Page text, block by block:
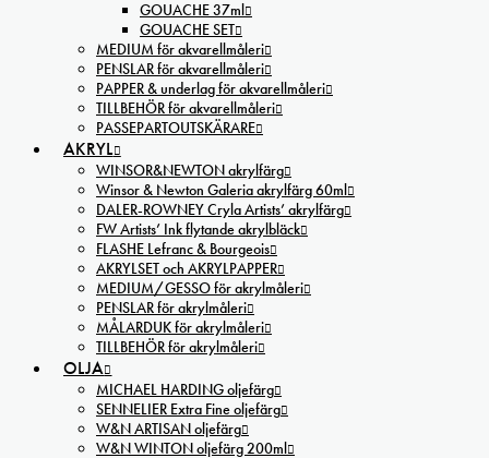
GOUACHE 37ml
GOUACHE SET
MEDIUM för akvarellmåleri
PENSLAR för akvarellmåleri
PAPPER & underlag för akvarellmåleri
TILLBEHÖR för akvarellmåleri
PASSEPARTOUTSKÄRARE
AKRYL
WINSOR&NEWTON akrylfärg
Winsor & Newton Galeria akrylfärg 60ml
DALER-ROWNEY Cryla Artists’ akrylfärg
FW Artists’ Ink flytande akrylbläck
FLASHE Lefranc & Bourgeois
AKRYLSET och AKRYLPAPPER
MEDIUM/GESSO för akrylmåleri
PENSLAR för akrylmåleri
MÅLARDUK för akrylmåleri
TILLBEHÖR för akrylmåleri
OLJA
MICHAEL HARDING oljefärg
SENNELIER Extra Fine oljefärg
W&N ARTISAN oljefärg
W&N WINTON oljefärg 200ml